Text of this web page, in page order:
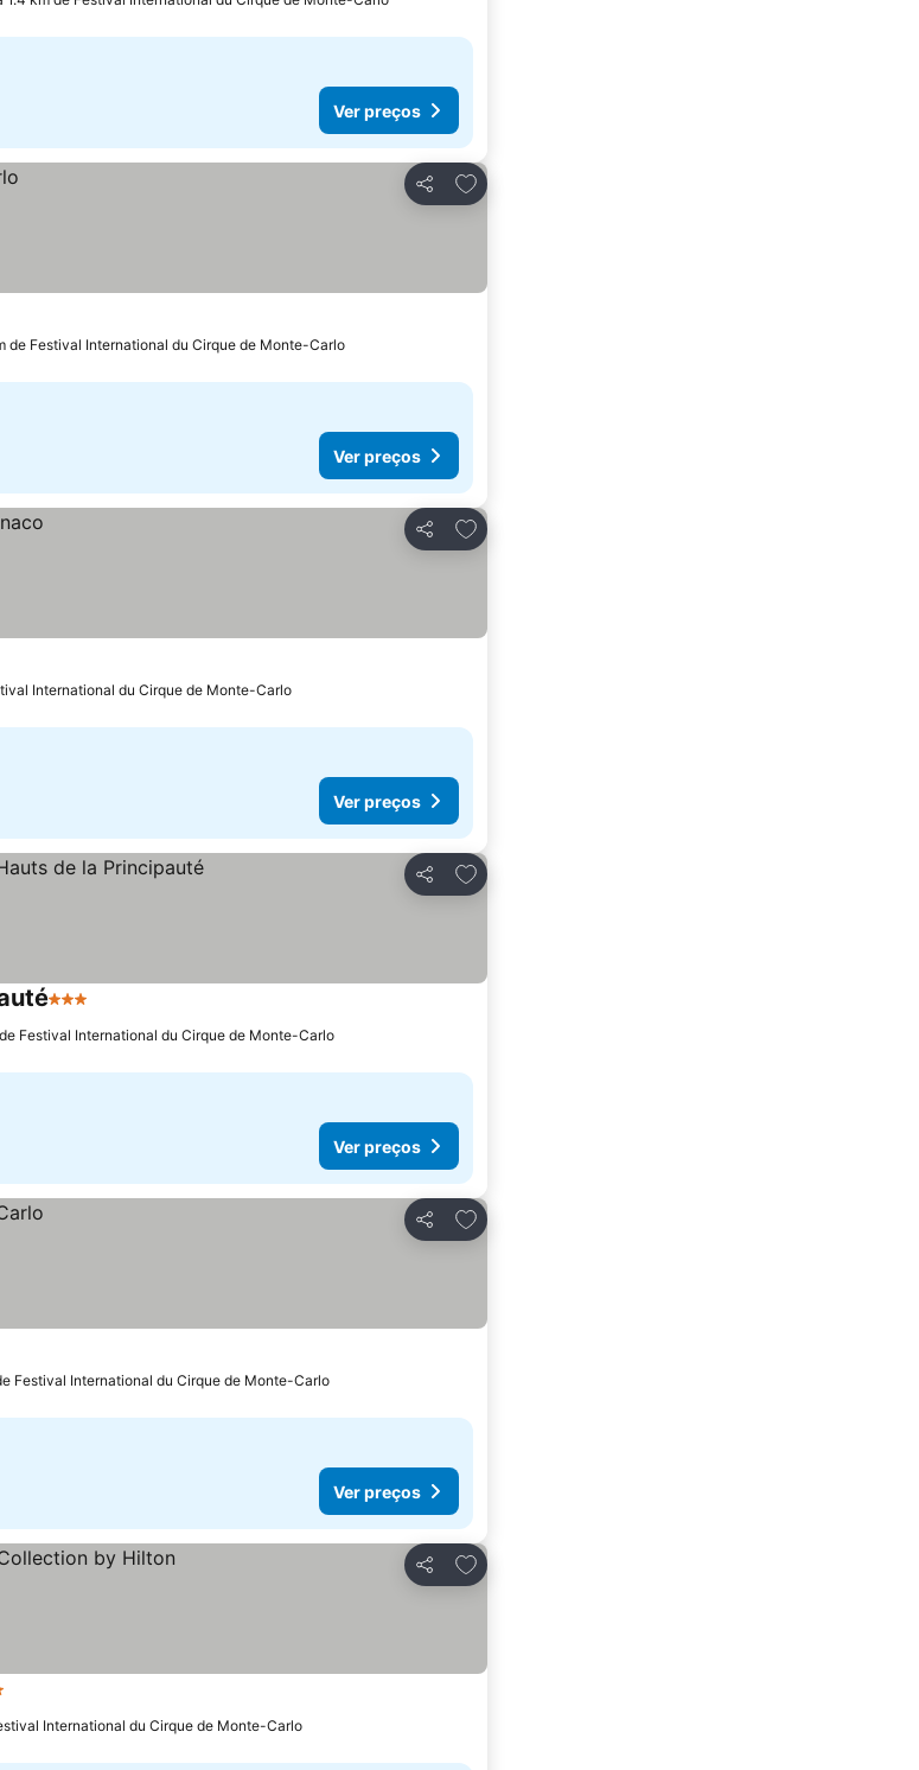
Ver preços
Partilhar
Adicionar aos favoritos
de Festival International du Cirque de Monte-Carlo
Ver preços
Partilhar
Adicionar aos favoritos
International du Cirque de Monte-Carlo
Ver preços
Partilhar
Adicionar aos favoritos
3 Estrelas
Festival International du Cirque de Monte-Carlo
Ver preços
Partilhar
Adicionar aos favoritos
Festival International du Cirque de Monte-Carlo
Ver preços
Partilhar
Adicionar aos favoritos
International du Cirque de Monte-Carlo